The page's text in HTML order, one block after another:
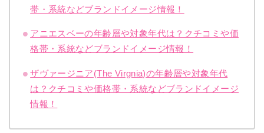
帯・系統などブランドイメージ情報！
アニエスベーの年齢層や対象年代は？クチコミや価
格帯・系統などブランドイメージ情報！
ザヴァージニア(The Virgnia)の年齢層や対象年代
は？クチコミや価格帯・系統などブランドイメージ
情報！